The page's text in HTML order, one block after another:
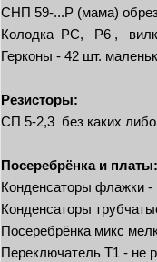
СНП 59-...Р (мама)
Колодка РС, Р6 ,
Герконы - 42 шт.
Резисторы:
СП 5-2,3 без каких
Посеребрёнка и платы:
Конденсаторы флажки -
Конденсаторы
Посеребрёнка микс
Переключатель Т1 - не